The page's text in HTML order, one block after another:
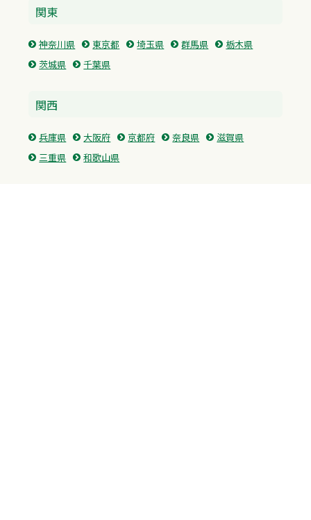
関東
神奈川県 東京都 埼玉県 群馬県
栃木県
茨城県
千葉県
関西
兵庫県 大阪府 京都府 奈良県
滋賀県
三重県
和歌山県